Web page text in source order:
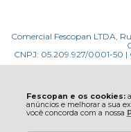
Fescopan e os cookies:
anúncios e melhorar a sua
você concorda com a nossa
Comercial Fescopan LTDA,
CNPJ: 05.209.927/0001-50 |